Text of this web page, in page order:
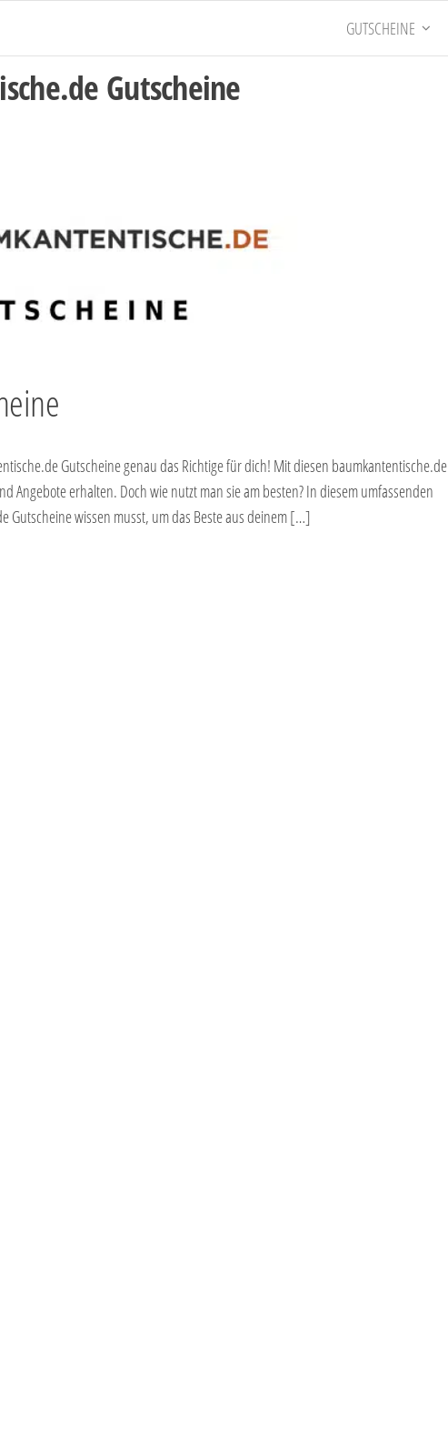
GUTSCHEINE
Gutscheine
Gutscheine genau das Richtige für dich! Mit diesen baumkantentische.de
Angebote erhalten. Doch wie nutzt man sie am besten? In diesem umfassenden
Gutscheine wissen musst, um das Beste aus deinem […]